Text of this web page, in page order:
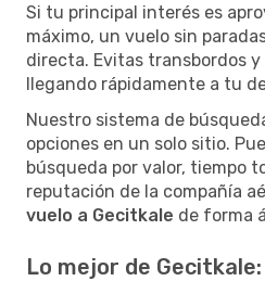
Si tu principal interés es
máximo, un vuelo sin
directa. Evitas transbordos y
llegando rápidamente a tu
Nuestro sistema de
opciones en un solo sitio.
búsqueda por valor, tiempo
reputación de la compañía
vuelo a Gecitkale de forma
Lo mejor de